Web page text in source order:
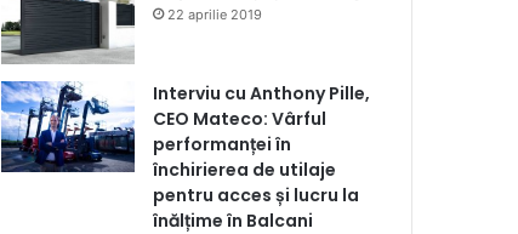
22 aprilie 2019
Interviu cu Anthony Pille,
CEO Mateco: Vârful
performanței în
închirierea de utilaje
pentru acces și lucru la
înălțime în Balcani